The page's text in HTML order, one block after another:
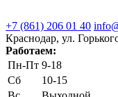
+7 (861) 206 01 40
Краснодар, ул.
Работаем:
Пн-Пт 9-18
Сб
10-15